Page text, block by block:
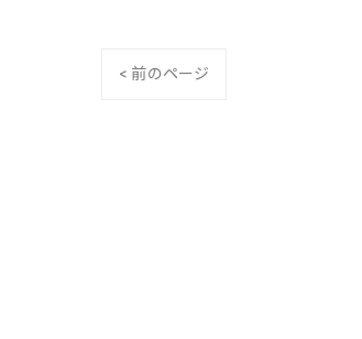
< 前のページ